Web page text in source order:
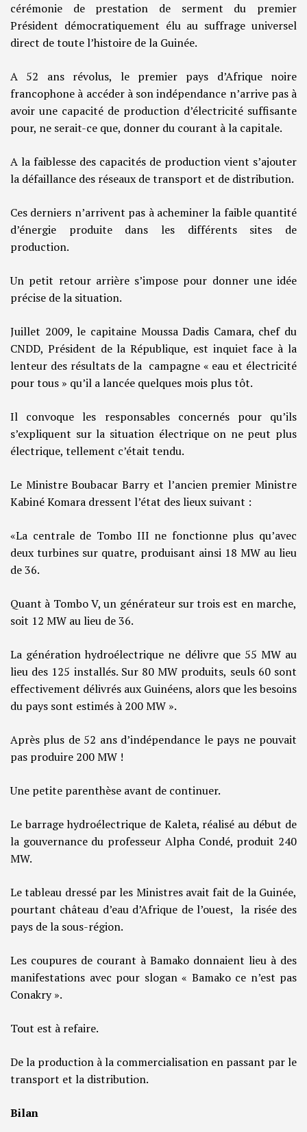
cérémonie de prestation de serment du premier
Président démocratiquement élu au suffrage universel
direct de toute l’histoire de la Guinée.
A 52 ans révolus, le premier pays d’Afrique noire
francophone à accéder à son indépendance n’arrive pas à
avoir une capacité de production d’électricité suffisante
pour, ne serait-ce que, donner du courant à la capitale.
A la faiblesse des capacités de production vient s’ajouter
la défaillance des réseaux de transport et de distribution.
Ces derniers n’arrivent pas à acheminer la faible quantité
d’énergie produite dans les différents sites de
production.
Un petit retour arrière s’impose pour donner une idée
précise de la situation.
Juillet 2009, le capitaine Moussa Dadis Camara, chef du
CNDD, Président de la République, est inquiet face à la
lenteur des résultats de la campagne « eau et électricité
pour tous » qu’il a lancée quelques mois plus tôt.
Il convoque les responsables concernés pour qu’ils
s’expliquent sur la situation électrique on ne peut plus
électrique, tellement c’était tendu.
Le Ministre Boubacar Barry et l’ancien premier Ministre
Kabiné Komara dressent l’état des lieux suivant :
«La centrale de Tombo III ne fonctionne plus qu’avec
deux turbines sur quatre, produisant ainsi 18 MW au lieu
de 36.
Quant à Tombo V, un générateur sur trois est en marche,
soit 12 MW au lieu de 36.
La génération hydroélectrique ne délivre que 55 MW au
lieu des 125 installés. Sur 80 MW produits, seuls 60 sont
effectivement délivrés aux Guinéens, alors que les besoins
du pays sont estimés à 200 MW ».
Après plus de 52 ans d’indépendance le pays ne pouvait
pas produire 200 MW !
Une petite parenthèse avant de continuer.
Le barrage hydroélectrique de Kaleta, réalisé au début de
la gouvernance du professeur Alpha Condé, produit 240
MW.
Le tableau dressé par les Ministres avait fait de la Guinée,
pourtant château d’eau d’Afrique de l’ouest, la risée des
pays de la sous-région.
Les coupures de courant à Bamako donnaient lieu à des
manifestations avec pour slogan « Bamako ce n’est pas
Conakry ».
Tout est à refaire.
De la production à la commercialisation en passant par le
transport et la distribution.
Bilan